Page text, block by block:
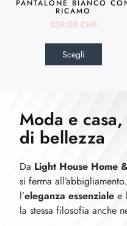
PANTALONE BIANCO
RICAMO
239,00 CHF
Scegli
Moda e
di bellezza
Da Light House Home
si ferma
l’eleganza essenziale e
la stessa filosofia anche